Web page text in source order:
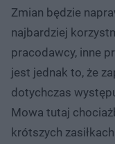
Zmian będzie
najbardziej
pracodawcy, inne
jest jednak to, że
dotychczas
Mowa tutaj
krótszych